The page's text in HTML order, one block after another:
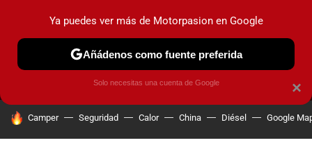
MENÚ NUEVO
COCHES ELÉCTRICOS OBSERVATORIO
HOY SE HABLA DE
Camper Seguridad Calor China Diésel Google
×
Ya puedes ver más de Motorpasion en Google
Añádenos como fuente preferida
Solo necesitas una cuenta de Google